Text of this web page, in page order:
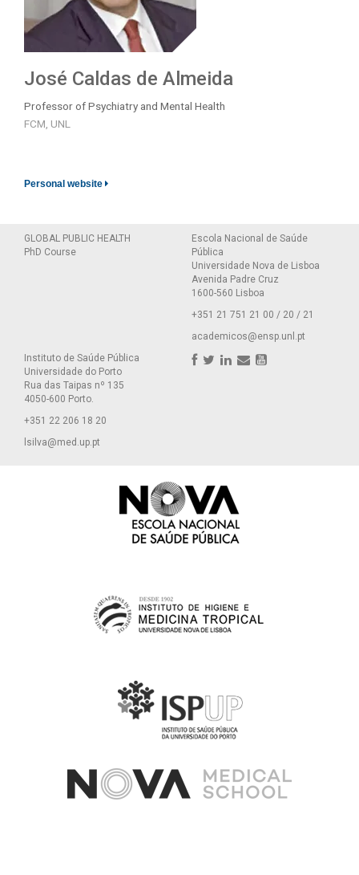
José Caldas de Almeida
Professor of Psychiatry and Mental Health
FCM, UNL
Personal website
GLOBAL PUBLIC HEALTH
PhD Course
Escola Nacional de Saúde
Pública
Universidade Nova de Lisboa
Avenida Padre Cruz
1600-560 Lisboa
+351 21 751 21 00 / 20 / 21
academicos@ensp.unl.pt
Instituto de Saúde Pública
Universidade do Porto
Rua das Taipas nº 135
4050-600 Porto.
+351 22 206 18 20
lsilva@med.up.pt